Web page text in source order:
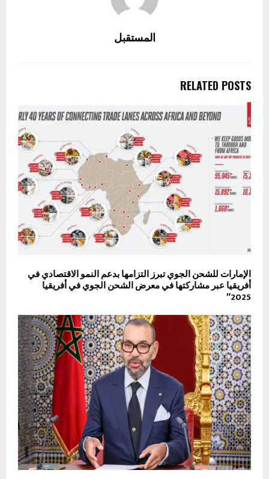
المستقبل
RELATED POSTS
الإمارات للشحن الجوي تبرز التزامها بدعم النمو الاقتصادي في
أفريقيا عبر مشاركتها في معرض الشحن الجوي في أفريقيا
2025″